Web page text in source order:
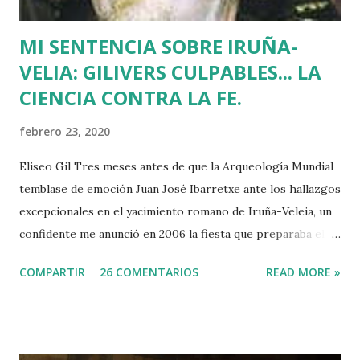
MI SENTENCIA SOBRE IRUÑA-
VELIA: GILIVERS CULPABLES... LA
CIENCIA CONTRA LA FE.
febrero 23, 2020
Eliseo Gil Tres meses antes de que la Arqueología Mundial
temblase de emoción Juan José Ibarretxe ante los hallazgos
excepcionales en el yacimiento romano de Iruña-Veleia, un
confidente me anunció en 2006 la fiesta que preparaba el
primer calvario de la Cristiandad (con un sonrojante RIP en
COMPARTIR 26 COMENTARIOS READ MORE »